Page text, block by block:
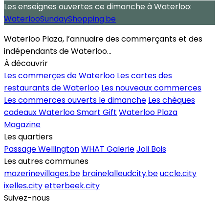
Les enseignes ouvertes ce dimanche à Waterloo:
WaterlooSundayShopping.be
Waterloo Plaza, l’annuaire des commerçants et des
indépendants de Waterloo...
À découvrir
Les commerçes de Waterloo Les cartes des
restaurants de Waterloo Les nouveaux commerces
Les commerces ouverts le dimanche Les chèques
cadeaux Waterloo Smart Gift Waterloo Plaza
Magazine
Les quartiers
Passage WellingtonWHAT GalerieJoli Bois
Les autres communes
mazerinevillages.be brainelalleudcity.beuccle.city
ixelles.cityetterbeek.city
Suivez-nous